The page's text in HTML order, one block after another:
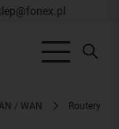
/ WAN Routery